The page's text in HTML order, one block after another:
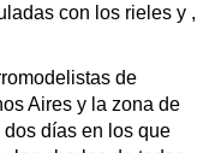
con los rieles y ,
de
Aires y la zona de
días en los que